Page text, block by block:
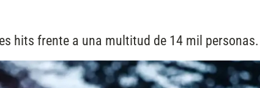
hits frente a una multitud de 14 mil personas.